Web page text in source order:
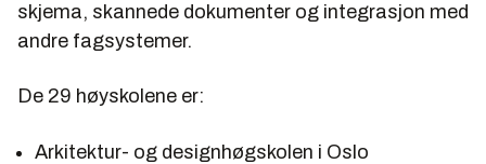
skjema, skannede dokumenter og integrasjon med
andre fagsystemer.
De 29 høyskolene er:
Arkitektur- og designhøgskolen i Oslo